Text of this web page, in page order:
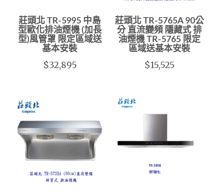
莊頭北 TR-5995 中島
型歐化排油煙機 (加長
型)風管罩 限定區域送
基本安裝
$32,895
莊頭北 TR-5765A 90公
分 直流變頻 隱藏式 排
油煙機 TR-5765 限定
區域送基本安裝
$15,525